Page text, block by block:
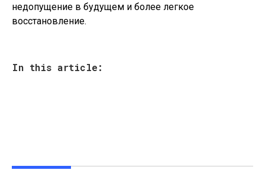
недопущение в будущем и более легкое
восстановление.
In this article: